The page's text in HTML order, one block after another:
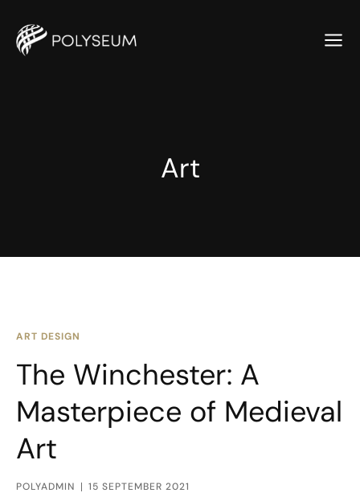
Art
ART DESIGN
The Winchester: A
Masterpiece of Medieval
Art
POLYADMIN 15 SEPTEMBER 2021